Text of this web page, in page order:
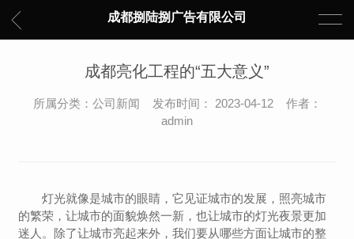
成都捌陆捌广告有限公司
成都亮化工程的“五大意义”
所属分类：公司新闻 发布时间： 2023-04-12 作者：
admin
灯光就像是城市的眼睛，它见证城市的发展，照亮城市
的繁荣，让城市的面貌焕然一新，也让城市的灯光夜景更加
迷人。除了让城市亮起来外，我们要从哪些方面让城市的整